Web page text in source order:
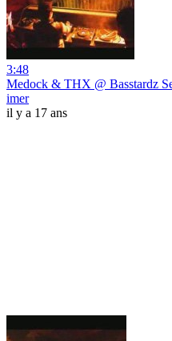
3:48
Medock & THX @ Basstardz
imer
il y a 17 ans